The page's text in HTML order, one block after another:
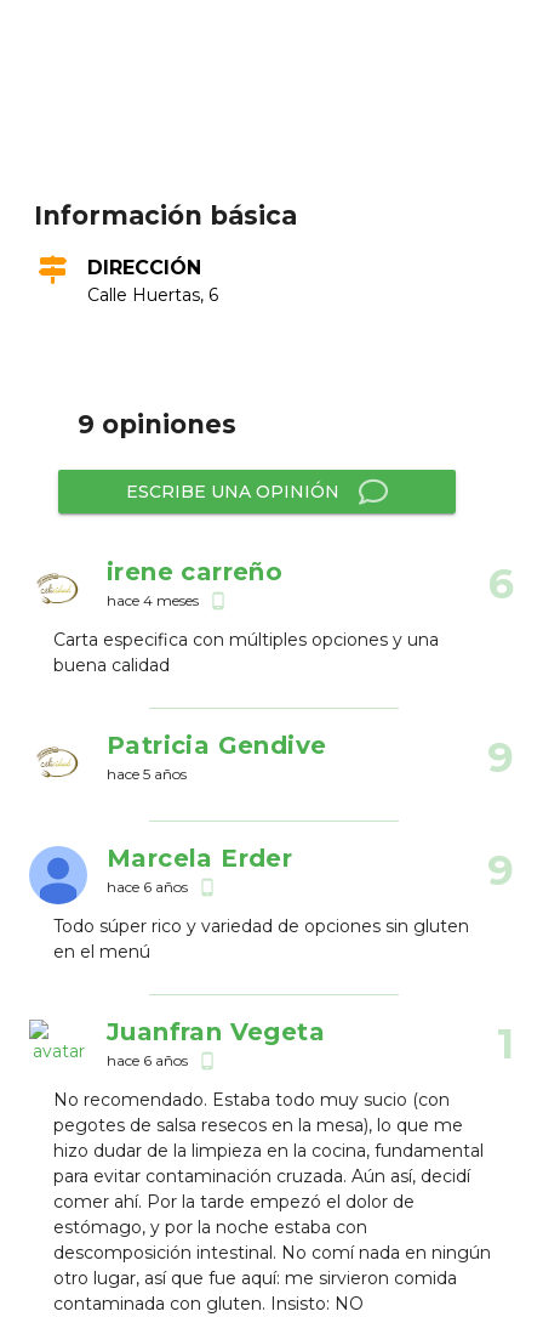
Información básica
DIRECCIÓN
Calle Huertas, 6
9 opiniones
ESCRIBE UNA OPINIÓN
irene carreño
hace 4 meses phone_android 6
Carta especifica con múltiples opciones y una
buena calidad
Patricia Gendive
hace 5 años 9
Marcela Erder
hace 6 años phone_android 9
Todo súper rico y variedad de opciones sin gluten
en el menú
Juanfran Vegeta
hace 6 años phone_android 1
No recomendado. Estaba todo muy sucio (con
pegotes de salsa resecos en la mesa), lo que me
hizo dudar de la limpieza en la cocina, fundamental
para evitar contaminación cruzada. Aún así, decidí
comer ahí. Por la tarde empezó el dolor de
estómago, y por la noche estaba con
descomposición intestinal. No comí nada en ningún
otro lugar, así que fue aquí: me sirvieron comida
contaminada con gluten. Insisto: NO